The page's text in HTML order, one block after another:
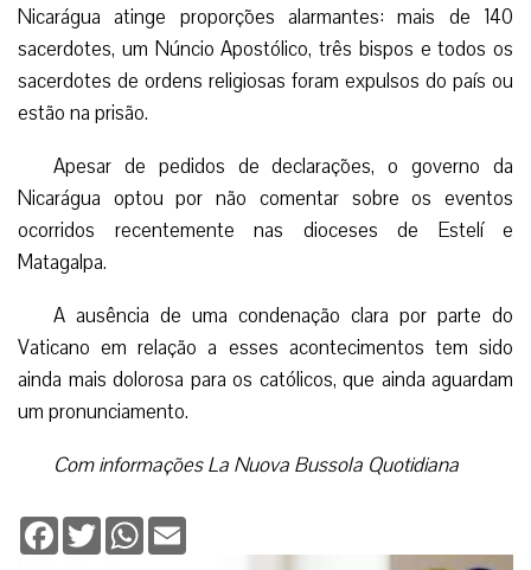
Nicarágua atinge proporções alarmantes: mais de 140
sacerdotes, um Núncio Apostólico, três bispos e todos os
sacerdotes de ordens religiosas foram expulsos do país ou
estão na prisão.
Apesar de pedidos de declarações, o governo da
Nicarágua optou por não comentar sobre os eventos
ocorridos recentemente nas dioceses de Estelí e
Matagalpa.
A ausência de uma condenação clara por parte do
Vaticano em relação a esses acontecimentos tem sido
ainda mais dolorosa para os católicos, que ainda aguardam
um pronunciamento.
Com informações La Nuova Bussola Quotidiana
Facebook
TwitterWhatsApp